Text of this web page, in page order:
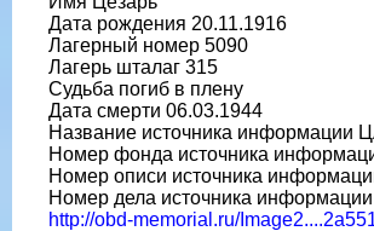
Дата рождения 20.11.1916
Лагерный номер 5090
Лагерь шталаг 315
Судьба погиб в плену
Дата смерти 06.03.1944
Название источника информации
Номер фонда источника
Номер описи источника
Номер дела источника
http://obd-memorial.ru/